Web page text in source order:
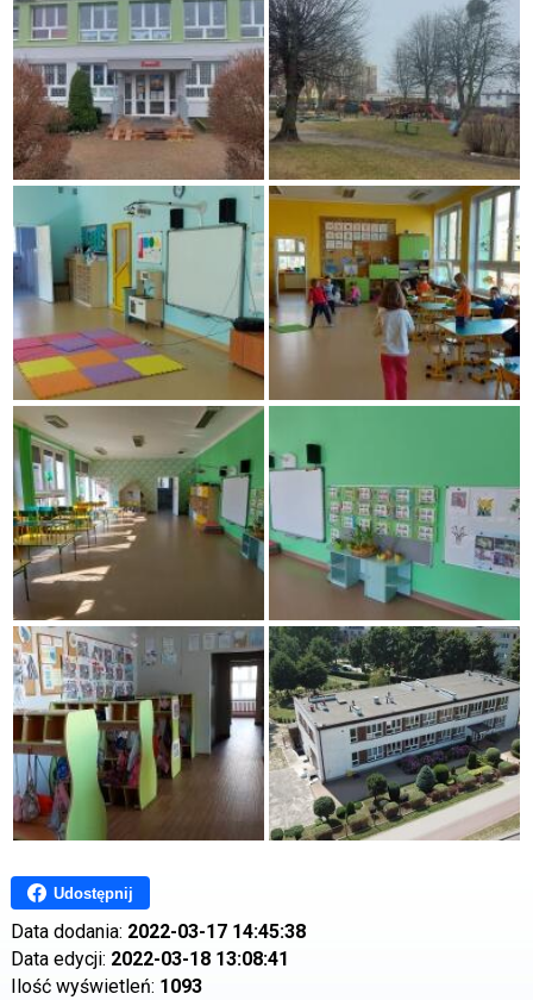
Udostępnij
Data dodania: 2022-03-17 14:45:38
Data edycji: 2022-03-18 13:08:41
Ilość wyświetleń: 1093